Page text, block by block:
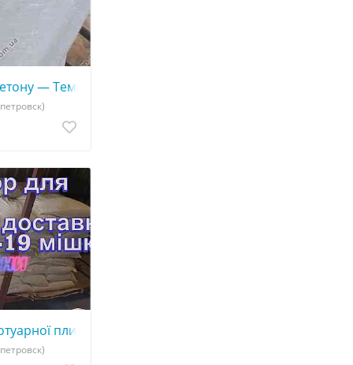
— Темп 2 — ускоритель набора прочности
плитки C-3 мішок 25 кг